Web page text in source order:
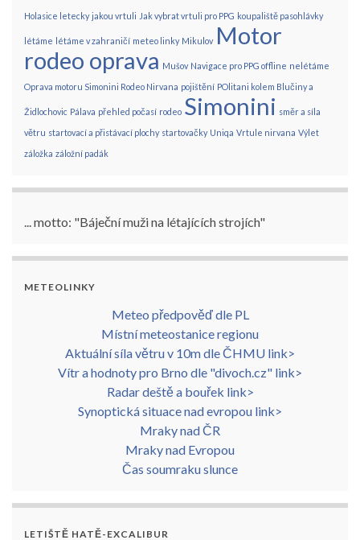
Holasice letecky jakou vrtuli Jak vybrat vrtuli pro PPG koupaliště pasohlávky
létáme létáme v zahraničí meteo linky Mikulov Motor
rodeo oprava Mušov Navigace pro PPG offline nelétáme
Oprava motoru Simonini Rodeo Nirvana pojištění POlitani kolem Blučiny a
Židlochovic Pálava přehled počasí rodeo Simonini směr a síla
větru startovací a přistávací plochy startovačky Uniqa Vrtule nirvana Výlet
záložka záložní padák
... motto: "Báječní muži na létajících strojích"
METEOLINKY
Meteo předpověď dle PL
Místní meteostanice regionu
Aktuální síla větru v 10m dle ČHMU link>
Vítr a hodnoty pro Brno dle "divoch.cz" link>
Radar deště a bouřek link>
Synoptická situace nad evropou link>
Mraky nad ČR
Mraky nad Evropou
Čas soumraku slunce
LETIŠTĚ HATĚ-EXCALIBUR